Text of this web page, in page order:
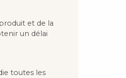
et de la
un délai
toutes les